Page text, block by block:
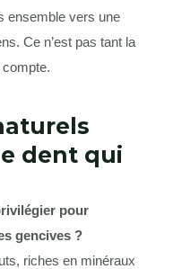
ensemble vers une
Ce n’est pas tant la
compte.
dent qui
pour
gencives ?
riches en minéraux